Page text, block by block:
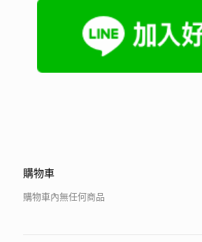
購物車
購物車內無任何商品